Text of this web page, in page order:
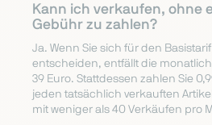
Kann ich verkaufen, ohne
Gebühr zu zahlen?
Ja. Wenn Sie sich für den
entscheiden, entfällt die
39 Euro. Stattdessen zahlen Sie
jeden tatsächlich verkauften
mit weniger als 40 Verkäufen pro